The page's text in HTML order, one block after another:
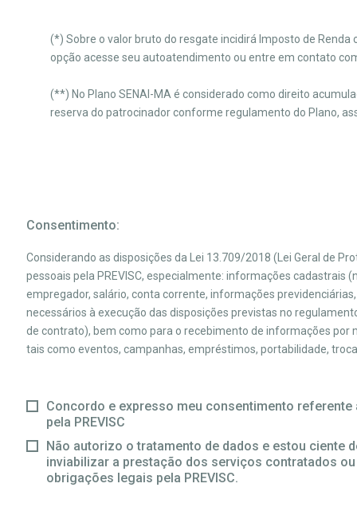
(*) Sobre o valor bruto do resgate incidirá Imposto de
opção acesse seu autoatendimento ou entre em contato
(**) No Plano SENAI-MA é considerado como direito
reserva do patrocinador conforme regulamento do Plano,
Consentimento:
Considerando as disposições da Lei 13.709/2018 (Lei Geral de
pessoais pela PREVISC, especialmente: informações cadastrais
empregador, salário, conta corrente, informações
necessários à execução das disposições previstas no
de contrato), bem como para o recebimento de informações por
tais como eventos, campanhas, empréstimos, portabilidade,
Concordo e expresso meu consentimento referente
pela PREVISC
Não autorizo o tratamento de dados e estou ciente
inviabilizar a prestação dos serviços contratados
obrigações legais pela PREVISC.